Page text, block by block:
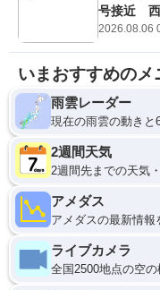
号接近 西
2026.08.06
いまおすすめのメ
雨雲レーダー
現在の雨雲の動きと
2週間天気
2週間先までの天気
アメダス
アメダスの最新情報
ライブカメラ
全国2500地点の空の